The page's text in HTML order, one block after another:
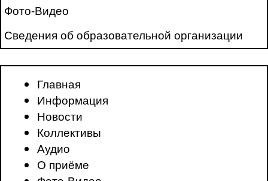
Фото-Видео
Сведения об образовательной организации
Главная
Информация
Новости
Коллективы
Аудио
О приёме